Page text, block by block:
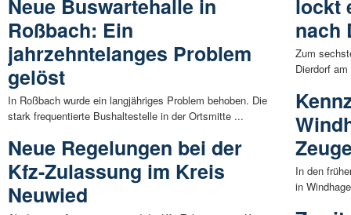
Neue Buswartehalle in
Roßbach: Ein
jahrzehntelanges Problem
gelöst
In Roßbach wurde ein langjähriges Problem behoben. Die
stark frequentierte Bushaltestelle in der Ortsmitte ...
Neue Regelungen bei der
Kfz-Zulassung im Kreis
Neuwied
lockt
nach
Zum
Dierdorf
In den
in